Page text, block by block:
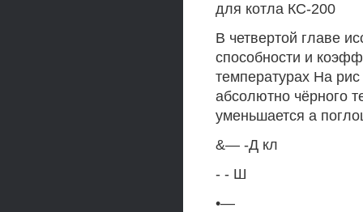
для котла КС-200
В четвертой главе
способности и
температурах На
абсолютно чёрного
уменьшается а
&— -Д кл
- - Ш
•—